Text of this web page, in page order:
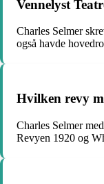
Vennelyst
Charles Selmer
også havde
Hvilken revy
Charles Selmer
Revyen 1920 og